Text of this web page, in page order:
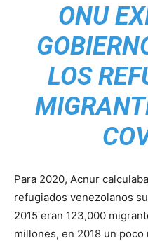
ONU
LOS
Para 2020, Acnur
refugiados venezolanos
2015 eran 123,000
millones, en 2018 un